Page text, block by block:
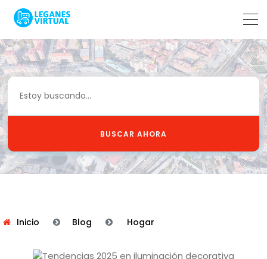
BUSCAR AHORA
Inicio Blog Hogar